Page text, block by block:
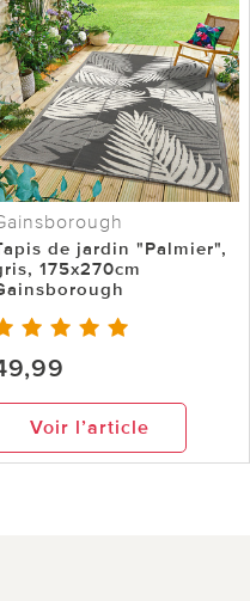
de jardin "Palmier",
175x270cm
Voir l’article